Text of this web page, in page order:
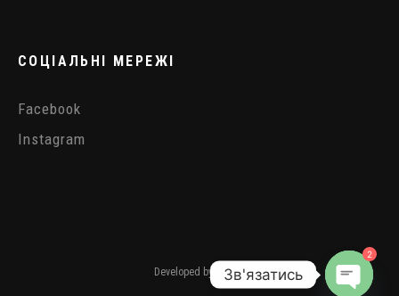
СОЦІАЛЬНІ МЕРЕЖІ
Facebook
Instagram
Developed by Simbo
Зв'язатись
2